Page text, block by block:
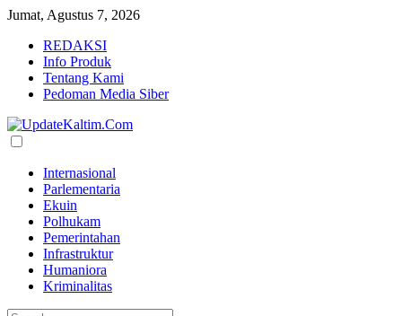
Jumat, Agustus 7, 2026
REDAKSI
Info Produk
Tentang Kami
Pedoman Media Siber
Internasional
Parlementaria
Ekuin
Polhukam
Pemerintahan
Infrastruktur
Humaniora
Kriminalitas